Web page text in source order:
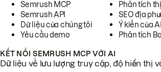
Semrush MCP
Semrush API
Dữ liệu của chúng tôi
Yêu cầu demo
Phân tích
SEO địa
Ý kiến của
Phân tích
KẾT NỐI SEMRUSH MCP VỚI AI
Dữ liệu về lưu lượng truy cập, độ hiển thị